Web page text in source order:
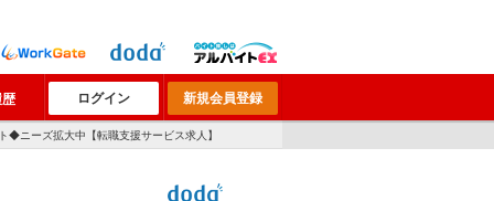
歴 ログイン 新規会員登録
ニーズ拡大中【転職支援サービス求人】